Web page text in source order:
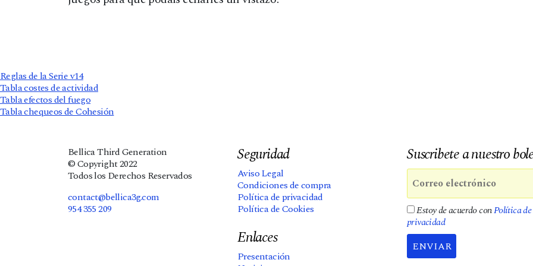
Reglas de la Serie v14
Tabla costes de actividad
Tabla efectos del fuego
Tabla chequeos de Cohesión
Bellica Third Generation
© Copyright 2022
Todos los Derechos Reservados
contact@bellica3g.com
954 355 209
Seguridad
Aviso Legal
Condiciones de compra
Política de privacidad
Política de Cookies
Enlaces
Presentación
Suscribete a nuestro
Estoy de acuerdo conPolítica de
privacidad
ENVIAR